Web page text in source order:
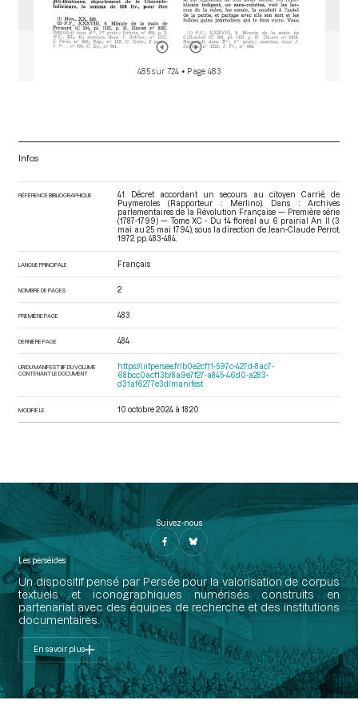
485 sur 724 • Page 483
Infos
RÉFÉRENCE BIBLIOGRAPHIQUE
41. Décret accordant un secours au citoyen Carrié, de
Puymeroles (Rapporteur : Merlino). Dans : Archives
parlementaires de la Révolution Française — Première série
(1787-1799) — Tome XC - Du 14 floréal au 6 prairial An II (3
mai au 25 mai 1794) , sous la direction de Jean-Claude Perrot.
1972. pp. 483-484.
LANGUE PRINCIPALE Français
NOMBRE DE PAGES 2
PREMIÈRE PAGE 483
DERNIÈRE PAGE 484
URI DU MANIFEST IIIF DU VOLUME
CONTENANT LE DOCUMENT
https://iiif.persee.fr/b0e2cf11-597c-427d-8ac7-
68bcc0acf13b/8a9e7f27-a845-46d0-a283-
d31af6277e3d/manifest
MODIFIÉ LE 10 octobre 2024 à 18:20
Suivez-nous
Les perséides
Un dispositif pensé par Persée pour la valorisation de corpus
textuels et iconographiques numérisés construits en
partenariat avec des équipes de recherche et des institutions
documentaires.
En savoir plus